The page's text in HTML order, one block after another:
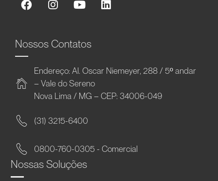
Nossos Contatos
Endereço: Al. Oscar Niemeyer, 288 / 5º andar
– Vale do Sereno
Nova Lima / MG – CEP: 34006-049
(31) 3215-6400
0800-760-0305 - Comercial
Nossas Soluções